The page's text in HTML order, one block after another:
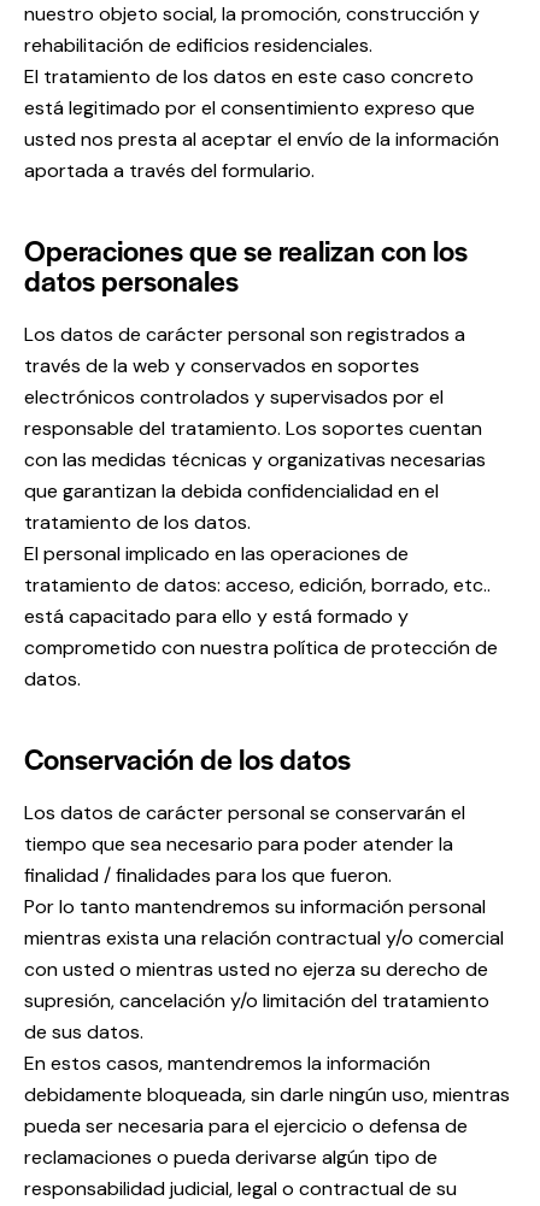
nuestro objeto social, la promoción, construcción y
rehabilitación de edificios residenciales.
El tratamiento de los datos en este caso concreto
está legitimado por el consentimiento expreso que
usted nos presta al aceptar el envío de la información
aportada a través del formulario.
Operaciones que se realizan con los
datos personales
Los datos de carácter personal son registrados a
través de la web y conservados en soportes
electrónicos controlados y supervisados por el
responsable del tratamiento. Los soportes cuentan
con las medidas técnicas y organizativas necesarias
que garantizan la debida confidencialidad en el
tratamiento de los datos.
El personal implicado en las operaciones de
tratamiento de datos: acceso, edición, borrado, etc..
está capacitado para ello y está formado y
comprometido con nuestra política de protección de
datos.
Conservación de los datos
Los datos de carácter personal se conservarán el
tiempo que sea necesario para poder atender la
finalidad / finalidades para los que fueron.
Por lo tanto mantendremos su información personal
mientras exista una relación contractual y/o comercial
con usted o mientras usted no ejerza su derecho de
supresión, cancelación y/o limitación del tratamiento
de sus datos.
En estos casos, mantendremos la información
debidamente bloqueada, sin darle ningún uso, mientras
pueda ser necesaria para el ejercicio o defensa de
reclamaciones o pueda derivarse algún tipo de
responsabilidad judicial, legal o contractual de su